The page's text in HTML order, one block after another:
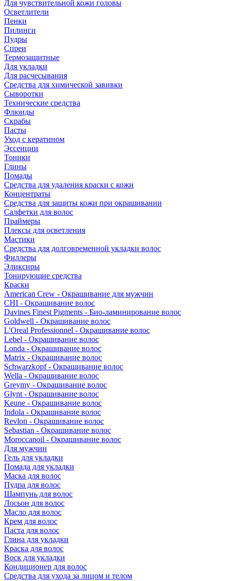
Для чувствительной кожи головы
Осветлители
Пенки
Пилинги
Пудры
Спреи
Термозащитные
Для укладки
Для расчесывания
Средства для химической завивки
Сыворотки
Технические средства
Флюиды
Скрабы
Пасты
Уход с кератином
Эссенции
Тоники
Глины
Помады
Средства для удаления краски с кожи
Концентраты
Средства для защиты кожи при окрашивании
Салфетки для волос
Праймеры
Плексы для осветления
Мастики
Средства для долговременной укладки волос
Филлеры
Эликсиры
Тонирующие средства
Краски
American Crew - Окрашивание для мужчин
CHI - Окрашивание волос
Davines Finest Pigments - Био-ламинирование волос
Goldwell - Окрашивание волос
L'Oreal Professionnel - Окрашивание волос
Lebel - Окрашивание волос
Londa - Окрашивание волос
Matrix - Окрашивание волос
Schwarzkopf - Окрашивание волос
Wella - Окрашивание волос
Greymy - Окрашивание волос
Glynt - Окрашивание волос
Keune - Окрашивание волос
Indola - Окрашивание волос
Revlon - Окрашивание волос
Sebastian - Окрашивание волос
Moroccanoil - Окрашивание волос
Для мужчин
Гель для укладки
Помада для укладки
Маска для волос
Пудра для волос
Шампунь для волос
Лосьон для волос
Масло для волос
Крем для волос
Паста для волос
Глина для укладки
Краска для волос
Воск для укладки
Кондиционер для волос
Средства для ухода за лицом и телом